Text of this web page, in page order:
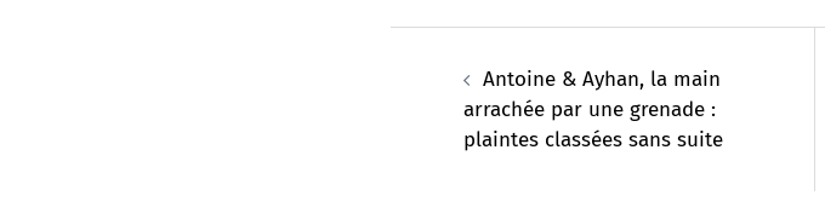
d’articleAntoine & Ayhan, la main
arrachée par une grenade :
plaintes classées sans suite